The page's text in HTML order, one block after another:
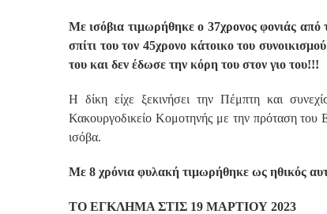
Με ισόβια τιμωρήθηκε ο 37χρονος φονιάς
σπίτι του τον 45χρονο κάτοικο του
του και δεν έδωσε την κόρη του στον γιο του!!!
Η δίκη είχε ξεκινήσει την Πέμπτη και
Κακουργοδικείο Κομοτηνής με την πρόταση του
ισόβα.
Με 8 χρόνια φυλακή τιμωρήθηκε ως ηθικός
ΤΟ ΕΓΚΛΗΜΑ ΣΤΙΣ 19 ΜΑΡΤΙΟΥ 2023